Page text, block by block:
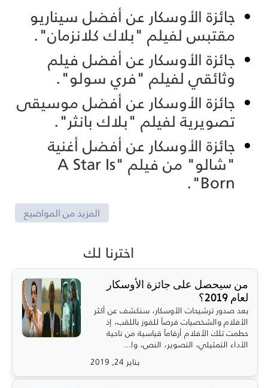
جائزة الأوسكار عن أفضل سيناريو
مقتبس لفيلم "بلاك كلانزمان".
جائزة الأوسكار عن أفضل فيلم
وثائقي لفيلم "فري سولو".
جائزة الأوسكار عن أفضل موسيقى
تصويرية لفيلم "بلاك بانثر".
جائزة الأوسكار عن أفضل أغنية
"شالو" من فيلم "A Star Is
Born".
المزيد من المواضيع
اخترنا لك
من سيحصل على جائزة الأوسكار
لعام 2019؟
بعد صدور ترشيحات الأوسكار، سنكشف عن أكثر
الأفلام والشخصيات فرصاً للفوز باللقب، إذ
حطمت تلك الأفلام أرقاماً قياسية من ناحية
الأداء التمثيلي، التصوير، النص، وا...
يناير 24, 2019